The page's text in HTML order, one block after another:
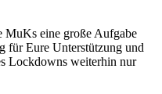
MuKs eine große Aufgabe
für Eure Unterstützung und
Lockdowns weiterhin nur